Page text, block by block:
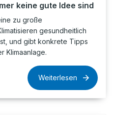
keine gute Idee sind
zu große
gesundheitlich
und gibt konkrete Tipps
Klimaanlage.
Weiterlesen